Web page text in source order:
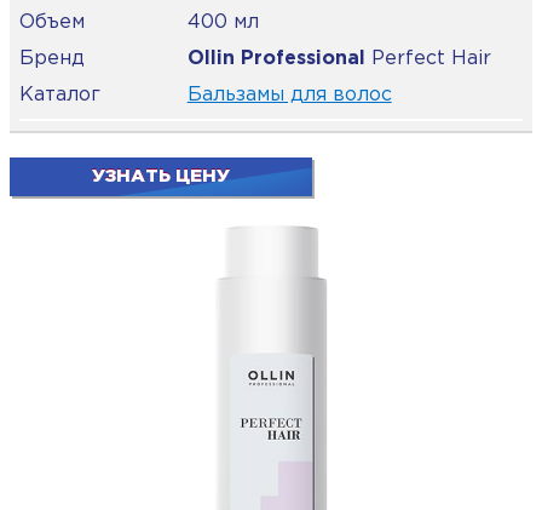
Объем
400 мл
Бренд
Ollin Professional
Perfect Hair
Каталог
Бальзамы для волос
УЗНАТЬ ЦЕНУ